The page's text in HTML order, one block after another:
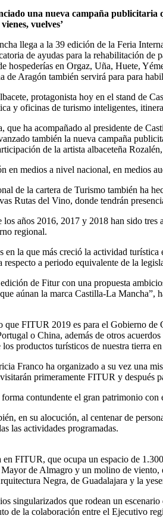
una nueva campaña publicitaria
vuelves’
llega a la 39 edición de la Feria
de ayudas para la rehabilitación
hospederías en Orgaz, Uña, Huete,
de Aragón también servirá para para
protagonista hoy en el stand de
y oficinas de turismo inteligentes,
que ha acompañado al presidente de
también la nueva campaña
de la artista albaceteña
en medios a nivel nacional, en medios
de la cartera de Turismo también ha
Rutas del Vino, donde tendrán
años 2016, 2017 y 2018 han sido
regional.
en la que más creció la actividad
a periodo equivalente de la
de Fitur con una propuesta
aúnan la marca Castilla-La Mancha”,
que FITUR 2019 es para el Gobierno
o China, además de otros
productos turísticos de nuestra tierra
Franco ha organizado a su vez una
primeramente FITUR y después
contundente el gran patrimonio con
en su alocución, al centenar de
las actividades programadas.
FITUR, que ocupa un espacio de
de Almagro y un molino de
Negra, de Guadalajara y la
singularizados que rodean un
de la colaboración entre el Ejecutivo